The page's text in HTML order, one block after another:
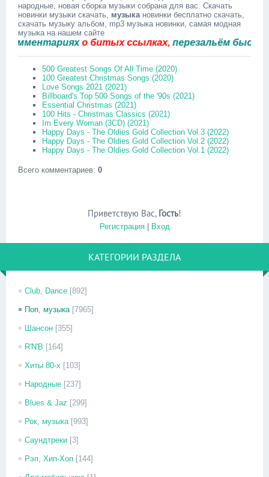
народные, новая сборка музыки собрана для вас. Скачать
новинки музыки скачать, музыкановинки бесплатно скачать,
скачать музыку альбом, mp3 музыка новинки, самая модная
музыка на нашем сайте
о битых ссылках,перезальём быстро.
500 Greatest Songs Of All Time (2020)
100 Greatest Christmas Songs (2020)
Love Songs 2021 (2021)
Billboard's Top 500 Songs of the '90s (2021)
Essential Christmas (2021)
100 Hits - Christmas Classics (2021)
Im Every Woman (3CD) (2021)
Happy Days - The Oldies Gold Collection Vol.3 (2022)
Happy Days - The Oldies Gold Collection Vol.2 (2022)
Happy Days - The Oldies Gold Collection Vol.1 (2022)
Всего комментариев: 0
Приветствую Вас, Гость!
Регистрация| Вход
КАТЕГОРИИ РАЗДЕЛА
Club, Dance [892]
Поп, музыка [7965]
Шансон [355]
R'N'B [164]
Хиты 80-х [103]
Народные [237]
Blues & Jaz [299]
Рок, музыка [993]
Саундтреки [3]
Рэп, Хип-Хоп [144]